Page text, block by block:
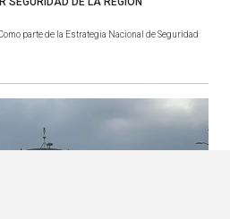
parte de la Estrategia Nacional de Seguridad